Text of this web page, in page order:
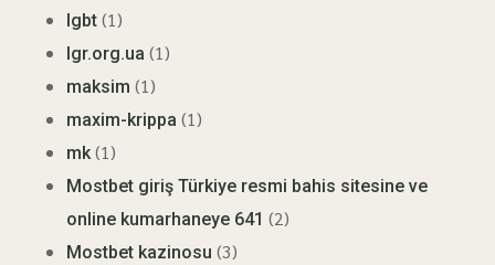
lgbt (1)
lgr.org.ua (1)
maksim (1)
maxim-krippa (1)
mk(1)
Mostbet giriş Türkiye resmi bahis sitesine ve
online kumarhaneye 641 (2)
Mostbet kazinosu (3)